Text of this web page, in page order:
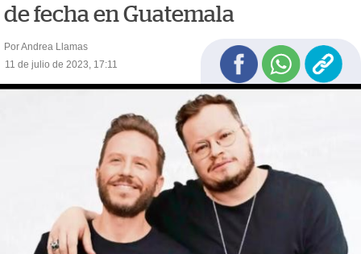
de fecha en Guatemala
Por Andrea Llamas
11 de julio de 2023, 17:11